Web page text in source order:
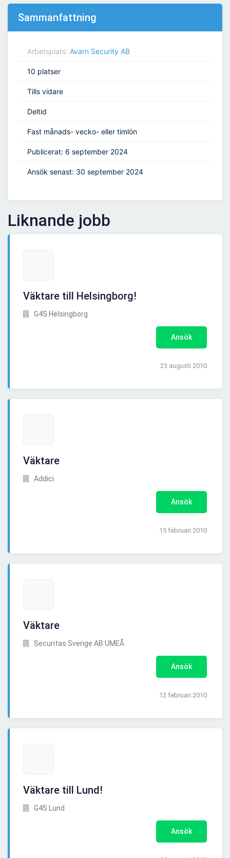
Sammanfattning
Arbetsplats: Avarn Security AB
10 platser
Tills vidare
Deltid
Fast månads- vecko- eller timlön
Publicerat: 6 september 2024
Ansök senast: 30 september 2024
Liknande jobb
Väktare till Helsingborg!
G4S Helsingborg
Ansök
23 augusti 2010
Väktare
Addici
Ansök
15 februari 2010
Väktare
Securitas Sverige AB UMEÅ
Ansök
12 februari 2010
Väktare till Lund!
G4S Lund
Ansök